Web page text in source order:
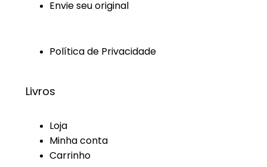
Envie seu original
Política de Privacidade
Livros
Loja
Minha conta
Carrinho